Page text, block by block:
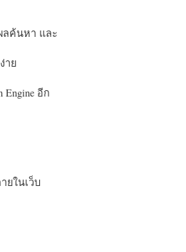
ลค้นหา และ
าย
อีก
ยในเว็บ